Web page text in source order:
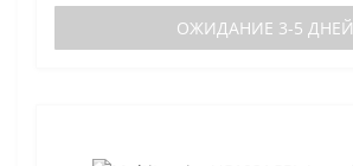
ОЖИДАНИЕ 3-5 ДНЕЙ